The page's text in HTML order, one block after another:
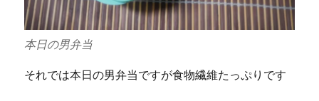
本日の男弁当
それでは本日の男弁当ですが食物繊維たっぷりです